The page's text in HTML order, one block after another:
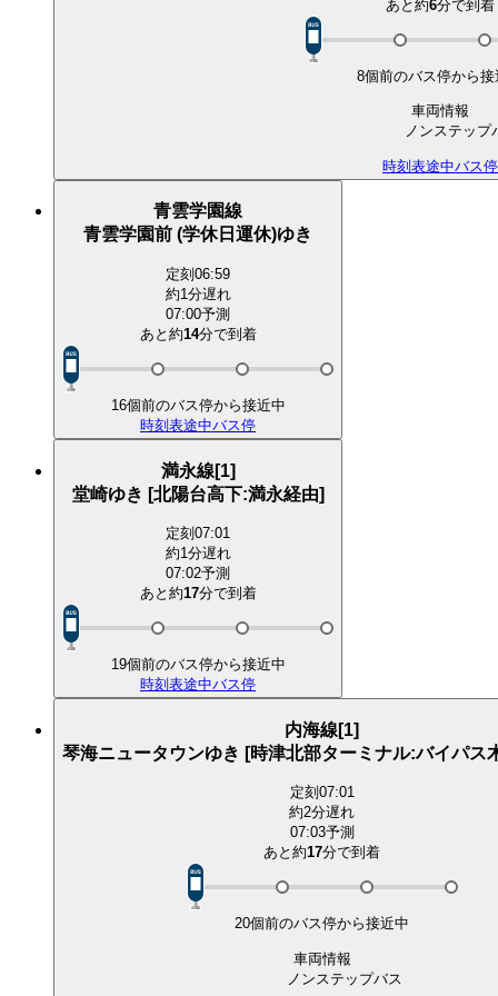
あと約6分で到着
8個前のバス停から接
車両情報
ノンステップ
時刻表途中バス停
青雲学園線
青雲学園前 (学休日運休)ゆき
定刻 06:59
約1分遅れ
07:00予測
あと約14分で到着
16個前のバス停から接近中
時刻表途中バス停
満永線[1]
堂崎ゆき [北陽台高下:満永経由]
定刻 07:01
約1分遅れ
07:02予測
あと約17分で到着
19個前のバス停から接近中
時刻表途中バス停
内海線[1]
琴海ニュータウンゆき [時津北部ターミナル:バイパス
定刻 07:01
約2分遅れ
07:03予測
あと約17分で到着
20個前のバス停から接近中
車両情報
ノンステップバス